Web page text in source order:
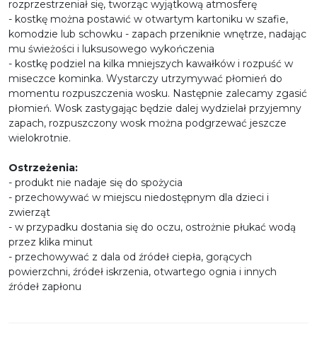
rozprzestrzeniał się, tworząc wyjątkową atmosferę
- kostkę można postawić w otwartym kartoniku w szafie,
komodzie lub schowku - zapach przeniknie wnętrze, nadając
mu świeżości i luksusowego wykończenia
- kostkę podziel na kilka mniejszych kawałków i rozpuść w
miseczce kominka. Wystarczy utrzymywać płomień do
momentu rozpuszczenia wosku. Następnie zalecamy zgasić
płomień. Wosk zastygając będzie dalej wydzielał przyjemny
zapach, rozpuszczony wosk można podgrzewać jeszcze
wielokrotnie.
Ostrzeżenia:
- produkt nie nadaje się do spożycia
- przechowywać w miejscu niedostępnym dla dzieci i
zwierząt
- w przypadku dostania się do oczu, ostrożnie płukać wodą
przez klika minut
- przechowywać z dala od źródeł ciepła, gorących
powierzchni, źródeł iskrzenia, otwartego ognia i innych
źródeł zapłonu